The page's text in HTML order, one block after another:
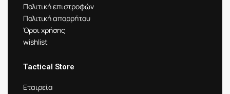
Πολιτική επιστροφών
Πολιτική απορρήτου
Όροι χρήσης
wishlist
Tactical Store
Εταιρεία